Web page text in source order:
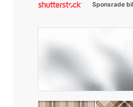
Sponsrade